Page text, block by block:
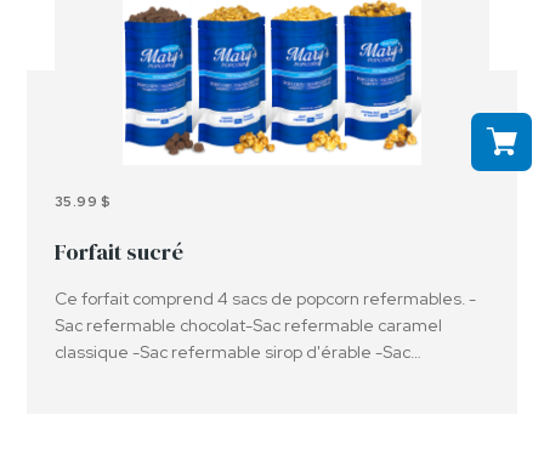
35.99 $
Forfait sucré
Ce forfait comprend 4 sacs de popcorn refermables. -
Sac refermable chocolat-Sac refermable caramel
classique -Sac refermable sirop d'érable -Sac